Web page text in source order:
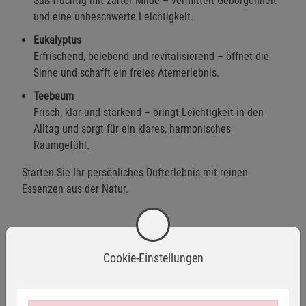
und eine unbeschwerte Leichtigkeit.
Eukalyptus
Erfrischend, belebend und revitalisierend – öffnet die
Sinne und schafft ein freies Atemerlebnis.
Teebaum
Frisch, klar und stärkend – bringt Leichtigkeit in den
Alltag und sorgt für ein klares, harmonisches
Raumgefühl.
Starten Sie Ihr persönliches Dufterlebnis mit reinen
Essenzen aus der Natur.
Warnhinweise / Sicherheitsinformationen
Cookie-Einstellungen